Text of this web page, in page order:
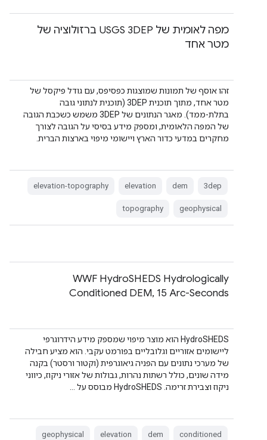
מפה לאומית של USGS 3DEP ברזולוציה של
מטר אחד
זהו אוסף של תמונות שמוצגות כפסיפס, עם גודל פיקסל של
מטר אחד, מתוך תוכנית 3DEP (תוכנית לנתוני גובה
בתלת-ממד). מאגר הנתונים של 3DEP משמש כשכבת הגובה
של המפה הלאומית, ומספק מידע בסיסי על הגובה לצורך
מחקרים במדעי כדור הארץ ויישומי מיפוי בארצות הברית.
3dep
dem
elevation
elevation-topography
geophysical
topography
‫WWF HydroSHEDS Hydrologically
Conditioned DEM, 15 Arc-Seconds
‫HydroSHEDS הוא מוצר מיפוי שמספק מידע הידרוגרפי
ליישומים אזוריים וגלובליים בפורמט עקבי. הוא מציע חבילה
של מערכי נתונים עם הפניה גיאוגרפית (וקטור ורסטר) בקנה
מידה שונים, כולל רשתות נהרות, גבולות של אזורי ניקוז, כיווני
ניקוז וצבירת זרימה. ‫HydroSHEDS מבוסס על …
conditioned
dem
elevation
geophysical